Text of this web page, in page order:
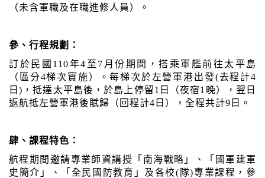
（未含軍職及在職進修人員）。
參、行程規劃：
訂於民國110年4至7月份期間，搭乘軍艦前往太平島
（區分4梯次實施）。每梯次於左營軍港出發(去程計4
日)，抵達太平島後，於島上停留1日（夜宿1晚），翌日
返航抵左營軍港後賦歸（回程計4日），全程共計9日。
肆、課程特色：
航程期間邀請專業師資講授「南海戰略」、「國軍建軍
史簡介」、「全民國防教育」及各校(隊)專業課程，參